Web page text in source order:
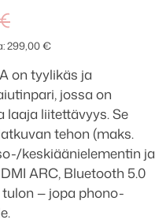
Alkuperäinen
hinta
oli:
399,00 €.
Nykyinen
hinta
on:
299,00 €.
299,00€
on tyylikäs ja
jossa on
laaja liitettävyys. Se
tehon (maks.
keskiäänielementin ja
ARC, Bluetooth 5.0
— jopa phono-